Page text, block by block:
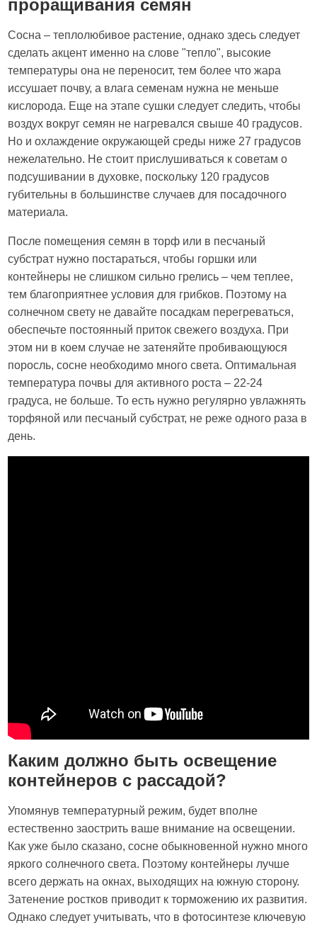
проращивания семян
Сосна – теплолюбивое растение, однако здесь следует
сделать акцент именно на слове "тепло", высокие
температуры она не переносит, тем более что жара
иссушает почву, а влага семенам нужна не меньше
кислорода. Еще на этапе сушки следует следить, чтобы
воздух вокруг семян не нагревался свыше 40 градусов.
Но и охлаждение окружающей среды ниже 27 градусов
нежелательно. Не стоит прислушиваться к советам о
подсушивании в духовке, поскольку 120 градусов
губительны в большинстве случаев для посадочного
материала.
После помещения семян в торф или в песчаный
субстрат нужно постараться, чтобы горшки или
контейнеры не слишком сильно грелись – чем теплее,
тем благоприятнее условия для грибков. Поэтому на
солнечном свету не давайте посадкам перегреваться,
обеспечьте постоянный приток свежего воздуха. При
этом ни в коем случае не затеняйте пробивающуюся
поросль, сосне необходимо много света. Оптимальная
температура почвы для активного роста – 22-24
градуса, не больше. То есть нужно регулярно увлажнять
торфяной или песчаный субстрат, не реже одного раза в
день.
Каким должно быть освещение
контейнеров с рассадой?
Упомянув температурный режим, будет вполне
естественно заострить ваше внимание на освещении.
Как уже было сказано, сосне обыкновенной нужно много
яркого солнечного света. Поэтому контейнеры лучше
всего держать на окнах, выходящих на южную сторону.
Затенение ростков приводит к торможению их развития.
Однако следует учитывать, что в фотосинтезе ключевую